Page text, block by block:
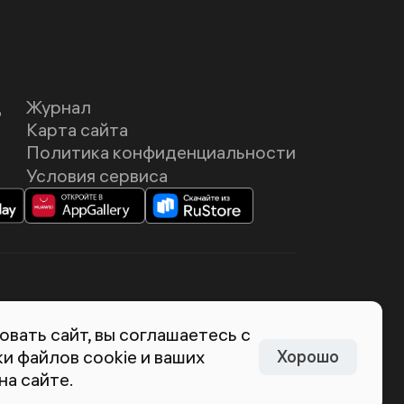
сайт, вы соглашаетесь с
файлов cookie и ваших
сайте.
Хорошо
Журнал
Карта сайта
Политика конфиденциальности
Условия сервиса
Лебедева